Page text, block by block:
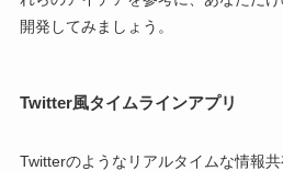
開発してみましょう。
Twitter風タイムラインアプリ
Twitterのようなリアルタイムな情報